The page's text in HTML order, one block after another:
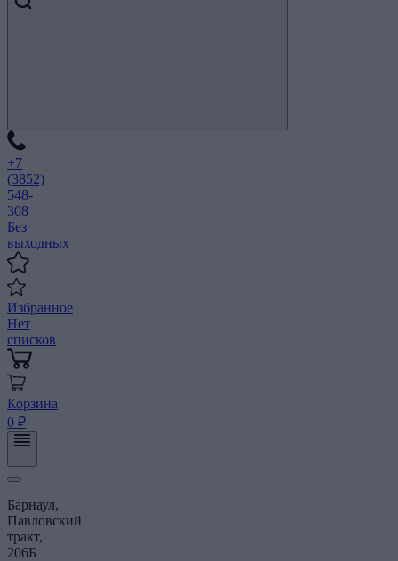
+7
(3852)
548-
308
Без
выходных
Избранное
Нет
списков
Корзина
0 ₽
Барнаул,
Павловский
тракт,
206Б